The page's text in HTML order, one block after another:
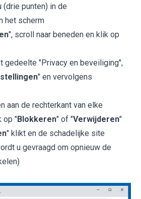
(drie punten) in de
het scherm
", scroll naar beneden en klik op
gedeelte "Privacy en beveiliging",
" en vervolgens
aan de rechterkant van elke
op "Blokkeren" of "Verwijderen"
" klikt en de schadelijke site
u gevraagd om opnieuw de